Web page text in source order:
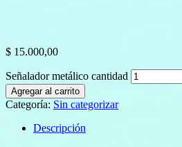
$ 15.000,00
Señalador metálico cantidad
Agregar al carrito
Categoría: Sin categorizar
Descripción